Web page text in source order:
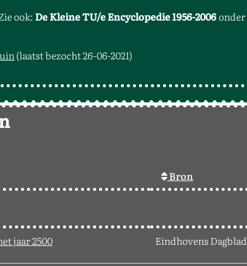
ook: De Kleine TU/e Encyclopedie 1956-2006onder
(laatst bezocht 26-06-2021)
Bron
jaar 2500 Eindhovens Dagblad